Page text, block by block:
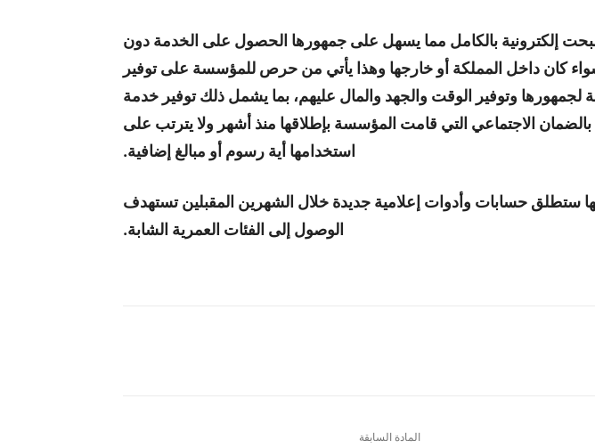
إلكترونية بالكامل مما يسهل على جمهورها الحصول على الخدمة دون
سواء كان داخل المملكة أو خارجها وهذا يأتي من حرص للمؤسسة على توفير
لجمهورها وتوفير الوقت والجهد والمال عليهم، بما يشمل ذلك توفير خدمة
بالضمان الاجتماعي التي قامت المؤسسة بإطلاقها منذ أشهر ولا يترتب على
استخدامها أية رسوم أو مبالغ إضافية.
ستطلق حسابات وأدوات إعلامية جديدة خلال الشهرين المقبلين تستهدف
الوصول إلى الفئات العمرية الشابة.
المادة السابقة